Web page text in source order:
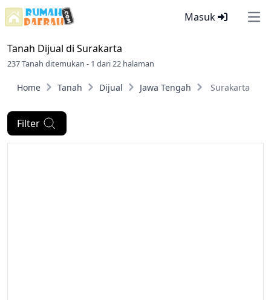
Masuk
Tanah Dijual di Surakarta
237 Tanah ditemukan - 1 dari 22 halaman
Home Tanah Dijual Jawa Tengah Surakarta
Filter